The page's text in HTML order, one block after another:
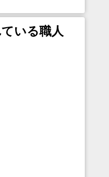
いる職人